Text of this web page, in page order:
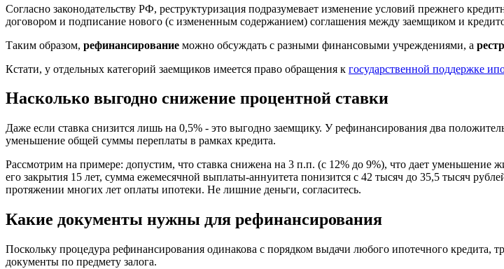
Согласно законодательству РФ, реструктуризация подразумевает изменение условий прежнего
договором и подписание нового (с измененным содержанием) соглашения между заемщиком и
Таким образом, рефинансирование можно обсуждать с разными финансовыми учреждениями, а
Кстати, у отдельных категорий заемщиков имеется право обращения к государственной поддержке
Насколько выгодно снижение процентной ставки
Даже если ставка снизится лишь на 0,5% - это выгодно заемщику. У рефинансирования два
уменьшение общей суммы переплаты в рамках кредита.
Рассмотрим на примере: допустим, что ставка снижена на 3 п.п. (с 12% до 9%), что дает уменьшение
его закрытия 15 лет, сумма ежемесячной выплаты-аннуитета понизится с 42 тысяч до 35,5 тысяч
протяжении многих лет оплаты ипотеки. Не лишние деньги, согласитесь.
Какие документы нужны для рефинансирования
Поскольку процедура рефинансирования одинакова с порядком выдачи любого ипотечного кредита,
документы по предмету залога.